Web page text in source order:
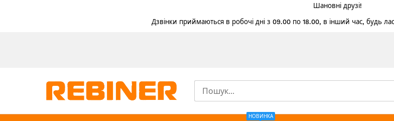
Шановні друзі!
Дзвінки приймаються в робочі дні з 09.00 по 18.00, в інший час, будь
НОВИНКА